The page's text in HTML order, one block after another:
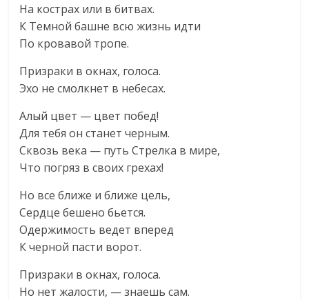
На кострах или в битвах.
К Темной башне всю жизнь идти
По кровавой тропе.
Призраки в окнах, голоса.
Эхо не смолкнет в небесах.
Алый цвет — цвет побед!
Для тебя он станет черным.
Сквозь века — путь Стрелка в мире,
Что погряз в своих грехах!
Но все ближе и ближе цель,
Сердце бешено бьется.
Одержимость ведет вперед
К черной пасти ворот.
Призраки в окнах, голоса.
Но нет жалости, — знаешь сам.